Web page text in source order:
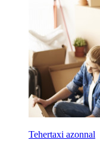
Tehertaxi azonnal